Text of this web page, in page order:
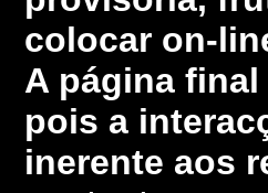
colocar on-
A página
pois a
inerente aos